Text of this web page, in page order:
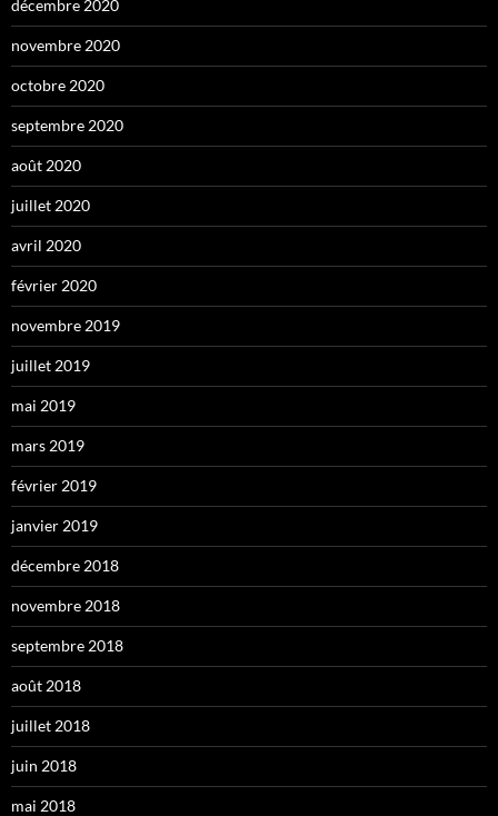
décembre 2020
novembre 2020
octobre 2020
septembre 2020
août 2020
juillet 2020
avril 2020
février 2020
novembre 2019
juillet 2019
mai 2019
mars 2019
février 2019
janvier 2019
décembre 2018
novembre 2018
septembre 2018
août 2018
juillet 2018
juin 2018
mai 2018